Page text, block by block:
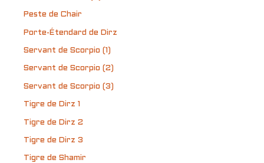
Peste de Chair
Porte-Étendard de Dirz
Servant de Scorpio (1)
Servant de Scorpio (2)
Servant de Scorpio (3)
Tigre de Dirz 1
Tigre de Dirz 2
Tigre de Dirz 3
Tigre de Shamir